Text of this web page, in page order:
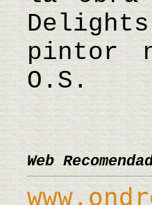
pintor
O.S.
Web